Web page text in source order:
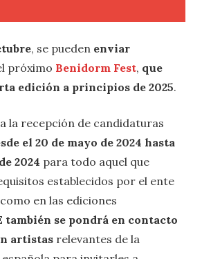
, se pueden enviar
próximo Benidorm Fest, que
edición a principios de 2025.
la recepción de candidaturas
el 20 de mayo de 2024 hasta
2024 para todo aquel que
establecidos por el ente
en las ediciones
también se pondrá en contacto
artistas relevantes de la